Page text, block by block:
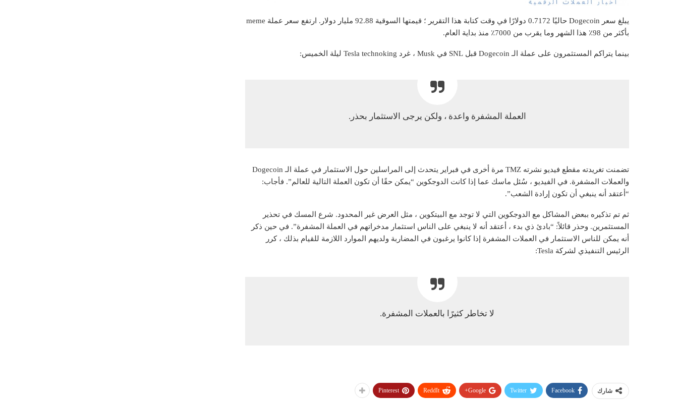
يبلغ سعر Dogecoin حاليًا 0.7172 دولارًا في وقت كتابة هذا التقرير ؛ قيمتها السوقية 92.88 مليار دولار. ارتفع سعر عملة meme
بأكثر من 98٪ هذا الشهر وما يقرب من 7000٪ منذ بداية العام.
بينما يتراكم المستثمرون على عملة الـ Dogecoin قبل SNL في Musk ، غرد Tesla technoking ليلة الخميس:
العملة المشفرة واعدة ، ولكن يرجى الاستثمار بحذر.
تضمنت تغريدته مقطع فيديو نشرته TMZ مرة أخرى في فبراير يتحدث إلى المراسلين حول الاستثمار في عملة الـ Dogecoin
والعملات المشفرة. في الفيديو ، سُئل ماسك عما إذا كانت الدوجكوين “يمكن حقًا أن تكون العملة التالية للعالم”. فأجاب:
“أعتقد أنه ينبغي أن تكون إرادة الشعب”.
ثم تم تذكيره ببعض المشاكل مع الدوجكوين التي لا توجد مع البيتكوين ، مثل العرض غير المحدود. شرع المسك في تحذير
المستثمرين. وحذر قائلاً: “بادئ ذي بدء ، أعتقد أنه لا ينبغي على الناس استثمار مدخراتهم في العملة المشفرة”. في حين ذكر
أنه يمكن للناس الاستثمار في العملات المشفرة إذا كانوا يرغبون في المضاربة ولديهم الموارد اللازمة للقيام بذلك ، كرر
الرئيس التنفيذي لشركة Tesla:
لا تخاطر كثيرًا بالعملات المشفرة.
شارك Facebook
Twitter
Google+
ReddIt
Pinterest